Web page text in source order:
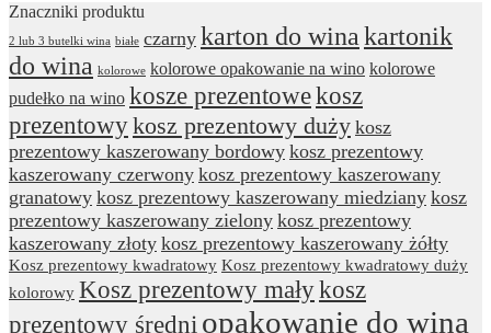
Znaczniki produktu
2 lub 3 butelki wina białe czarny karton do wina kartonik
do wina kolorowe kolorowe opakowanie na wino kolorowe
pudełko na wino kosze prezentowekosz
prezentowykosz prezentowy duży kosz
prezentowy kaszerowany bordowy kosz prezentowy
kaszerowany czerwony kosz prezentowy kaszerowany
granatowy kosz prezentowy kaszerowany miedziany kosz
prezentowy kaszerowany zielony kosz prezentowy
kaszerowany złoty kosz prezentowy kaszerowany żółty
Kosz prezentowy kwadratowy Kosz prezentowy kwadratowy duży
kolorowy Kosz prezentowy małykosz
prezentowy średni opakowanie do wina